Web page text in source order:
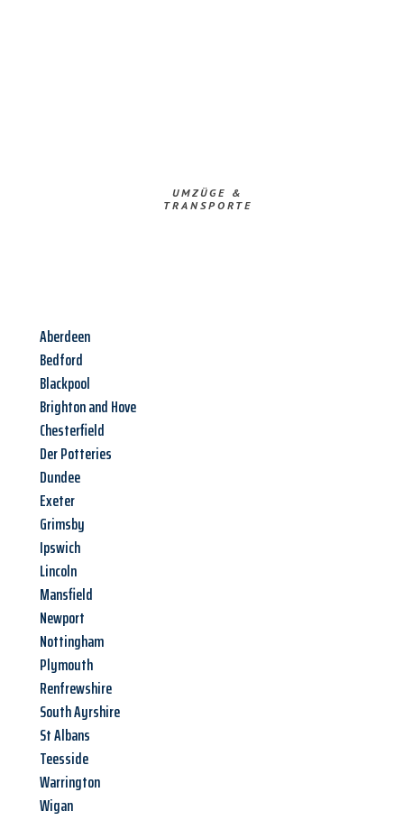
UMZÜGE &
TRANSPORTE
Aberdeen
Bedford
Blackpool
Brighton and Hove
Chesterfield
Der Potteries
Dundee
Exeter
Grimsby
Ipswich
Lincoln
Mansfield
Newport
Nottingham
Plymouth
Renfrewshire
South Ayrshire
St Albans
Teesside
Warrington
Wigan